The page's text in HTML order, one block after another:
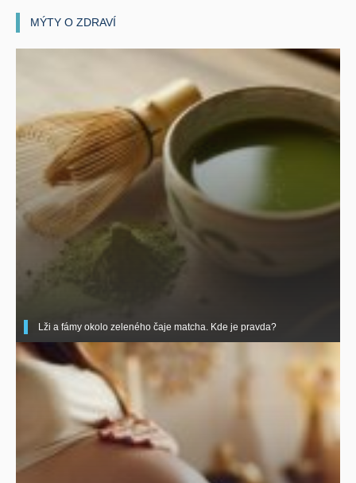
MÝTY O ZDRAVÍ
Lži a fámy okolo zeleného čaje matcha. Kde je pravda?